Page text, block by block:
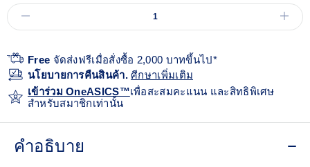
Free จัดส่งฟรีเมื่อสั่งซื้อ 2,000 บาทขึ้นไป*
นโยบายการคืนสินค้า.ศีกษาเพิ่มเติม
เข้าร่วม OneASICS™เพื่อสะสมคะแนน และสิทธิพิเศษ
สำหรับสมาชิกเท่านั้น
คำอธิบาย